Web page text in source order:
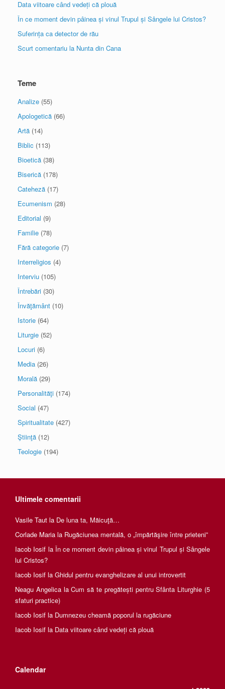
Data viitoare când vedeți că plouă
În ce moment devin pâinea și vinul Trupul și Sângele lui Cristos?
Suferința ca detector de rău
Scurt comentariu la Nunta din Cana
Teme
Analize (55)
Apologetică (66)
Artă (14)
Biblic (113)
Bioetică (38)
Biserică (178)
Cateheză (17)
Ecumenism (28)
Editorial (9)
Familie (78)
Fără categorie (7)
Interreligios (4)
Interviu (105)
Întrebări (30)
Învăţământ (10)
Istorie (64)
Liturgie (52)
Locuri (6)
Media (26)
Morală (29)
Personalităţi (174)
Social (47)
Spiritualitate (427)
Ştiinţă (12)
Teologie (194)
Ultimele comentarii
Vasile Taut la De luna ta, Măicuţă…
Corlade Maria la Rugăciunea mentală, o „împărtăşire între prieteni”
Iacob Iosif la În ce moment devin pâinea și vinul Trupul și Sângele
lui Cristos?
Iacob Iosif la Ghidul pentru evanghelizare al unui introvertit
Neagu AngelicalaCum să te pregătești pentru Sfânta Liturghie (5
sfaturi practice)
Iacob Iosif la Dumnezeu cheamă poporul la rugăciune
Iacob Iosif la Data viitoare când vedeți că plouă
Calendar